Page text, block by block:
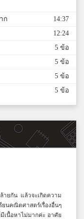
ก
14:37
12:24
5 ข้อ
5 ข้อ
5 ข้อ
5 ข้อ
ายกัน แล้วจะเกิดความ
นคณิตศาสตร์เรื่องอื่นๆ
เนื้อหาไม่มากค่ะ อาศัย